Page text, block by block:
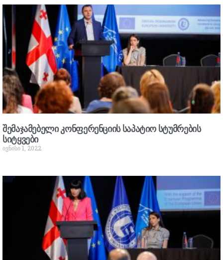
შემაჯამებელი კონფერენციის საპატიო სტუმრების
სიტყვები
ივნისი 1, 2022